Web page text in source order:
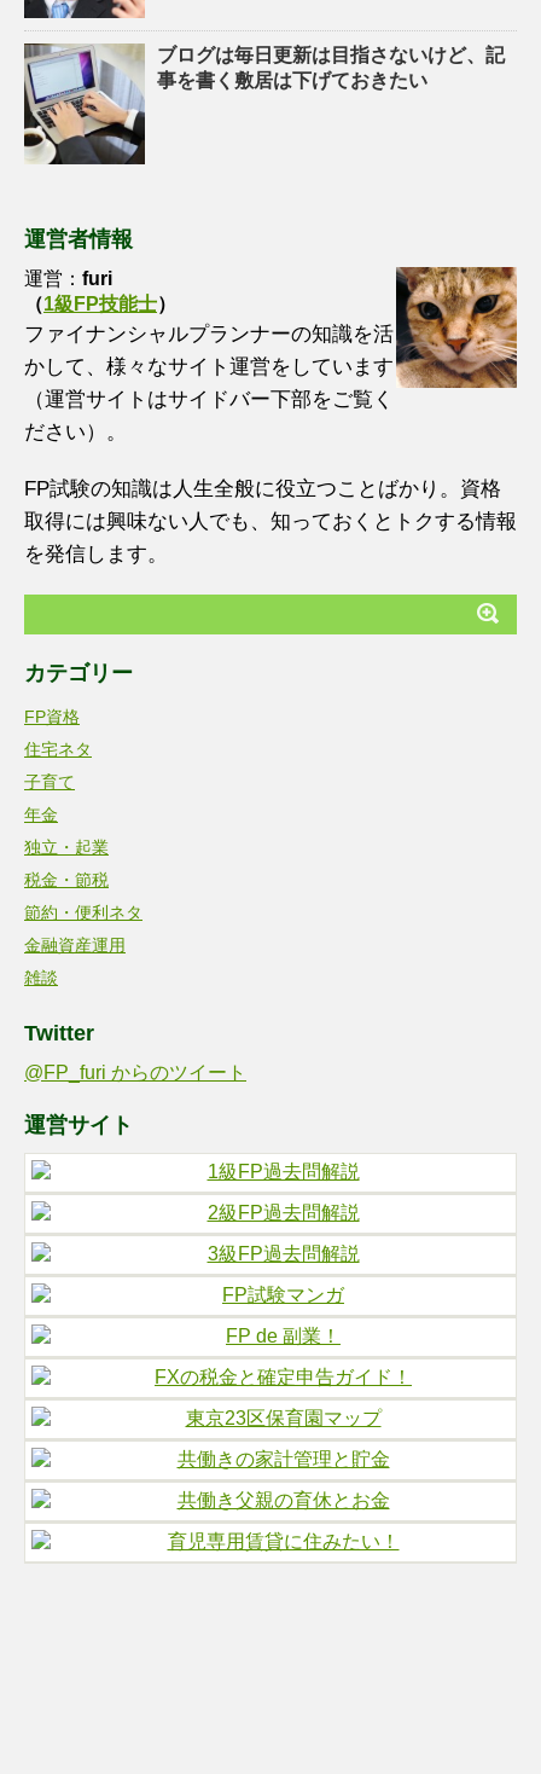
ブログは毎日更新は目指さないけど、記
事を書く敷居は下げておきたい
運営者情報
運営： furi
（1級FP技能士）
ファイナンシャルプランナーの知識を活
かして、様々なサイト運営をしています
（運営サイトはサイドバー下部をご覧く
ださい）。
FP試験の知識は人生全般に役立つことばかり。資格
取得には興味ない人でも、知っておくとトクする情報
を発信します。
カテゴリー
FP資格
住宅ネタ
子育て
年金
独立・起業
税金・節税
節約・便利ネタ
金融資産運用
雑談
Twitter
@FP_furi からのツイート
運営サイト